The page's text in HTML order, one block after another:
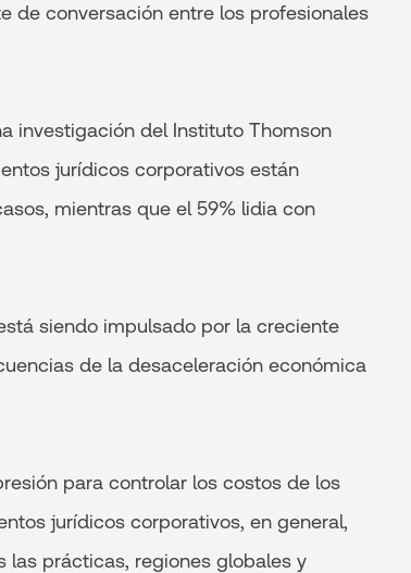
de conversación entre los profesionales
investigación del Instituto Thomson
jurídicos corporativos están
mientras que el 59% lidia con
siendo impulsado por la creciente
de la desaceleración económica
para controlar los costos de los
jurídicos corporativos, en general,
prácticas, regiones globales y